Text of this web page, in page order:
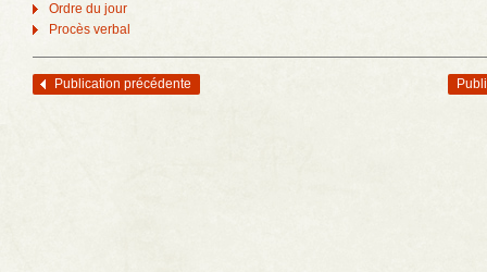
Ordre du jour
Procès verbal
Navigation des articles
Publication précédente